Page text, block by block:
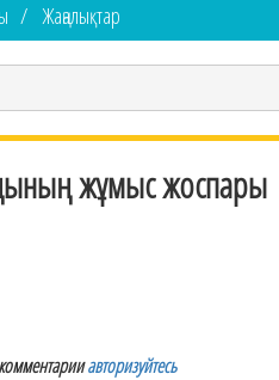
Жаңалықтар
жұмыс жоспары
авторизуйтесь